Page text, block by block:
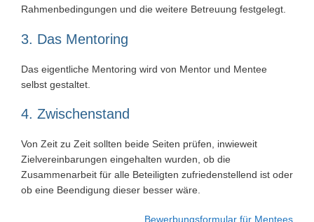
Rahmenbedingungen und die weitere Betreuung festgelegt.
3. Das Mentoring
Das eigentliche Mentoring wird von Mentor und Mentee
selbst gestaltet.
4. Zwischenstand
Von Zeit zu Zeit sollten beide Seiten prüfen, inwieweit
Zielvereinbarungen eingehalten wurden, ob die
Zusammenarbeit für alle Beteiligten zufriedenstellend ist oder
ob eine Beendigung dieser besser wäre.
…Bewerbungsformular für Mentees